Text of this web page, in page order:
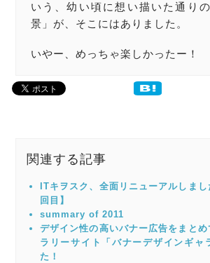
いう、幼い頃に想い描いた通り
景」が、そこにはありました。
いやー、めっちゃ楽しかったー！
関連する記事
ITキヲスク、全面リニューアルしま
回目】
summary of 2011
デザイン性の高いバナー広告をまと
ラリーサイト「バナーデザインギャ
た！